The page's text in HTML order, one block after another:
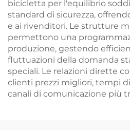
bicicletta per l'equilibrio
standard di sicurezza,
e ai rivenditori. Le strutture
permettono una
produzione, gestendo
fluttuazioni della domanda
speciali. Le relazioni dirette
clienti prezzi migliori, tempi
canali di comunicazione più